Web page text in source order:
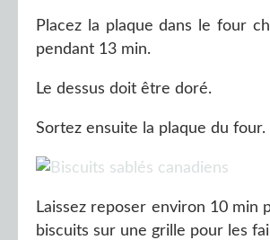
Placez la plaque dans le four
pendant 13 min.
Le dessus doit être doré.
Sortez ensuite la plaque du four.
Laissez reposer environ 10 min
biscuits sur une grille pour les